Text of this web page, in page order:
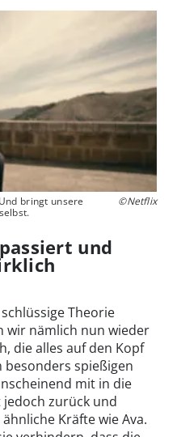
bringt unsere
©Netflix
und
Theorie
wir nämlich nun wieder
die alles auf den Kopf
besonders spießigen
mit in die
jedoch zurück und
Kräfte wie Ava.